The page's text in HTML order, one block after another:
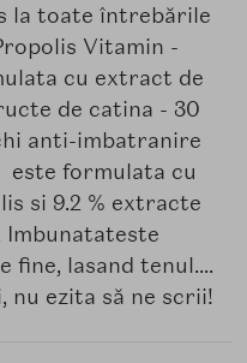
la toate întrebările
Vitamin -
cu extract de
de catina - 30
anti-imbatranire
este formulata cu
si 9.2 % extracte
fine, lasand tenul....
nu ezita să ne scrii!